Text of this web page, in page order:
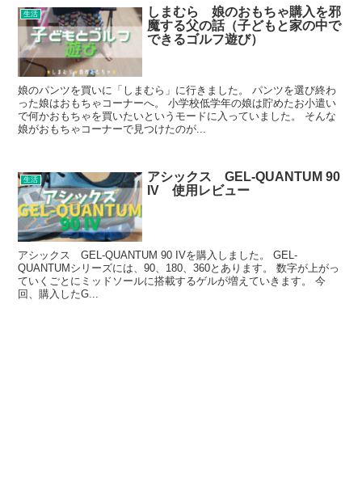
生活
しまむら 娘のおもちゃ購入を邪
魔する父の話（子どもと家の中で
できるゴルフ遊び）
娘のパンツを買いに「しまむら」に行きました。 パンツを選び終わ
った娘はおもちゃコーナーへ。 小学校低学年の娘は貯めたお小遣い
で何かおもちゃを買いたいというモードに入っていました。 そんな
娘がおもちゃコーナーで見つけたのが...
生活
アシックス GEL-QUANTUM 90
IV 使用レビュー
アシックス GEL-QUANTUM 90 IVを購入しました。 GEL-
QUANTUMシリーズには、90、180、360とあります。 数字が上がっ
ていくごとにミッドソールに搭載するゲルが増えていきます。 今
回、購入したG...